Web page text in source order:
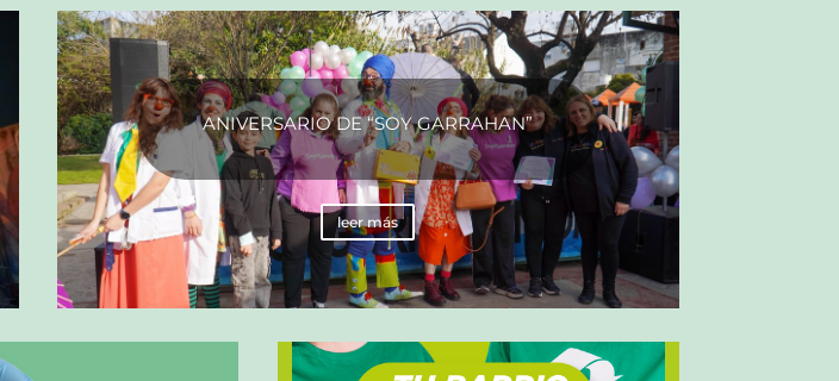
ANIVERSARIO DE “SOY GARRAHAN”
leer más